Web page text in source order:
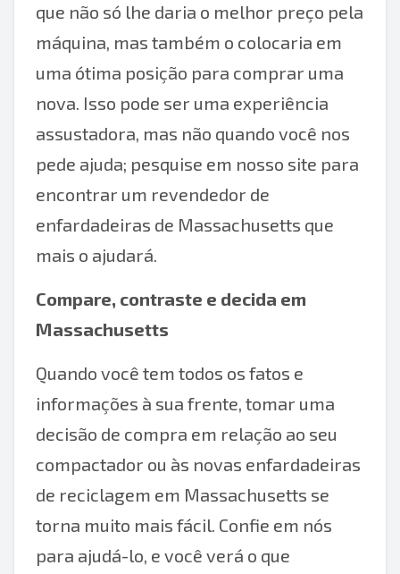
que não só lhe daria o melhor preço pela
máquina, mas também o colocaria em
uma ótima posição para comprar uma
nova. Isso pode ser uma experiência
assustadora, mas não quando você nos
pede ajuda; pesquise em nosso site para
encontrar um revendedor de
enfardadeiras de Massachusetts que
mais o ajudará.
Compare, contraste e decida em
Massachusetts
Quando você tem todos os fatos e
informações à sua frente, tomar uma
decisão de compra em relação ao seu
compactador ou às novas enfardadeiras
de reciclagem em Massachusetts se
torna muito mais fácil. Confie em nós
para ajudá-lo, e você verá o que